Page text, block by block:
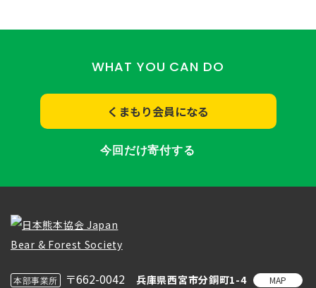
WHAT YOU CAN DO
くまもり会員になる
今回だけ寄付する
本部事業所 〒662-0042 兵庫県西宮市分銅町1-4 MAP